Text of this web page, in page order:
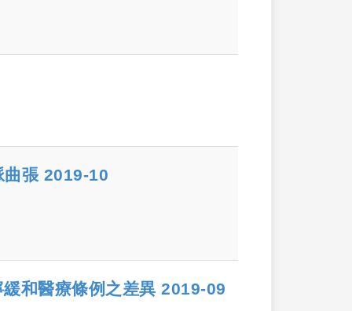
曲張 2019-10
和醫療條例之差異 2019-09